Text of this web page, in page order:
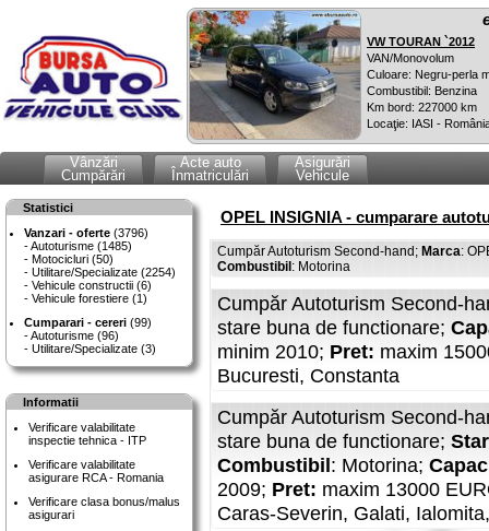
VW TOURAN `2012
VAN/Monovolum
Culoare: Negru-perla
Combustibil: Benzina
Km bord: 227000 km
Locaţie: IASI -
Vânzări
Cumpărări
Acte auto
Înmatriculări
Asigurări
Vehicule
Statistici
Vanzari - oferte (3796)
Autoturisme (1485)
Motocicluri (50)
Utilitare/Specializate (2254)
Vehicule constructii (6)
Vehicule forestiere (1)
Cumparari - cereri (99)
Autoturisme (96)
Utilitare/Specializate (3)
Informatii
Verificare valabilitate
inspectie tehnica - ITP
Verificare valabilitate
asigurare RCA - Romania
Verificare clasa bonus/malus
asigurari
OPEL INSIGNIA - cumparare
Cumpăr Autoturism Second-hand; Marca:
Combustibil : Motorina
Cumpăr Autoturism Second-
stare buna de functionare;
minim 2010; Pret: maxim
Bucuresti, Constanta
Cumpăr Autoturism Second-
stare buna de functionare;
Combustibil: Motorina;
2009; Pret: maxim 13000
Caras-Severin, Galati,